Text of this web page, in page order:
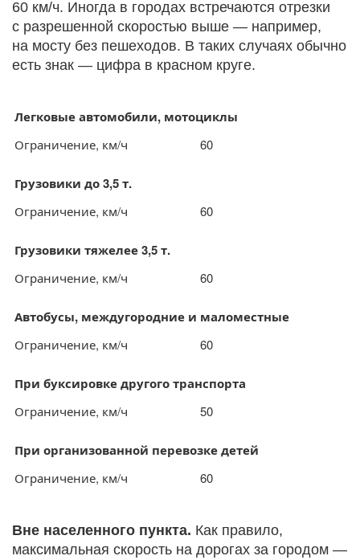
60 км/ч. Иногда в городах встречаются отрезки
с разрешенной скоростью выше — например,
на мосту без пешеходов. В таких случаях обычно
есть знак — цифра в красном круге.
Легковые автомобили, мотоциклы
Ограничение, км/ч 60
Грузовики до 3,5 т.
Ограничение, км/ч 60
Грузовики тяжелее 3,5 т.
Ограничение, км/ч 60
Автобусы, междугородние и маломестные
Ограничение, км/ч 60
При буксировке другого транспорта
Ограничение, км/ч 50
При организованной перевозке детей
Ограничение, км/ч 60
Вне населенного пункта. Как правило,
максимальная скорость на дорогах за городом —